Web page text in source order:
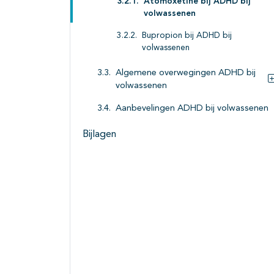
Atomoxetine bij ADHD bij
volwassenen
Bupropion bij ADHD bij
volwassenen
Algemene overwegingen ADHD bij
volwassenen
Aanbevelingen ADHD bij volwassenen
Bijlagen